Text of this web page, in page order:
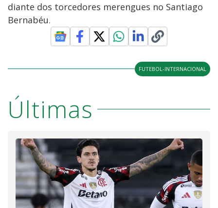
diante dos torcedores merengues no Santiago
Bernabéu.
FUTEBOL-INTERNACIONAL
Últimas